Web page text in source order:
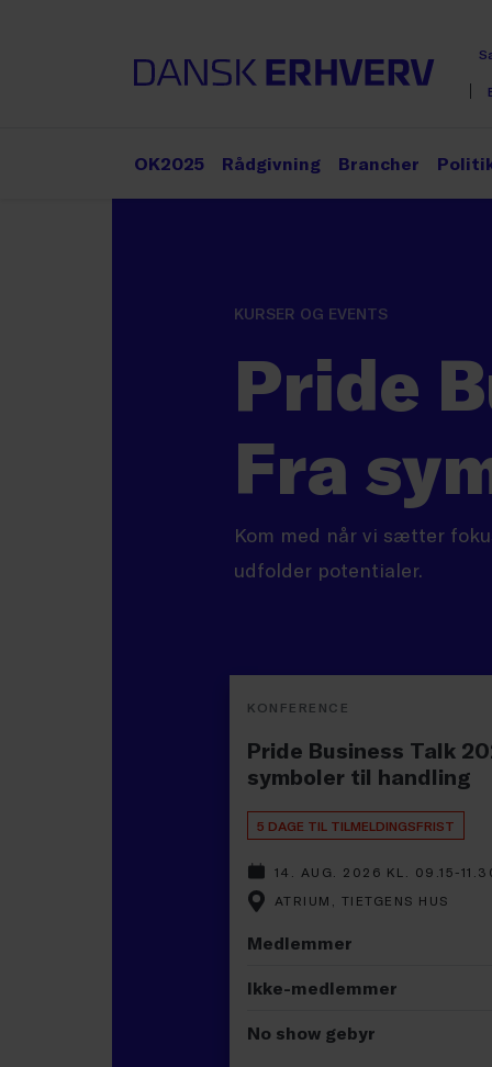
OK2025 Rådgivning Brancher
KURSER OG EVENTS
Pride
Fra
Kom med når vi sætter
udfolder potentialer.
KONFERENCE
Pride Business Talk
symboler til handling
5 DAGE TIL TILMELDINGSFRIST
14. AUG. 2026 KL. 09.15-
ATRIUM, TIETGENS HUS
Medlemmer
Ikke-medlemmer
No show gebyr